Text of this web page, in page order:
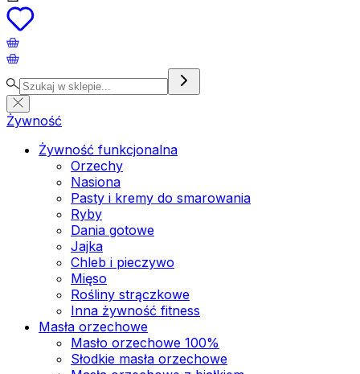
Żywność
Żywność funkcjonalna
Orzechy
Nasiona
Pasty i kremy do smarowania
Ryby
Dania gotowe
Jajka
Chleb i pieczywo
Mięso
Rośliny strączkowe
Inna żywność fitness
Masła orzechowe
Masło orzechowe 100%
Słodkie masła orzechowe